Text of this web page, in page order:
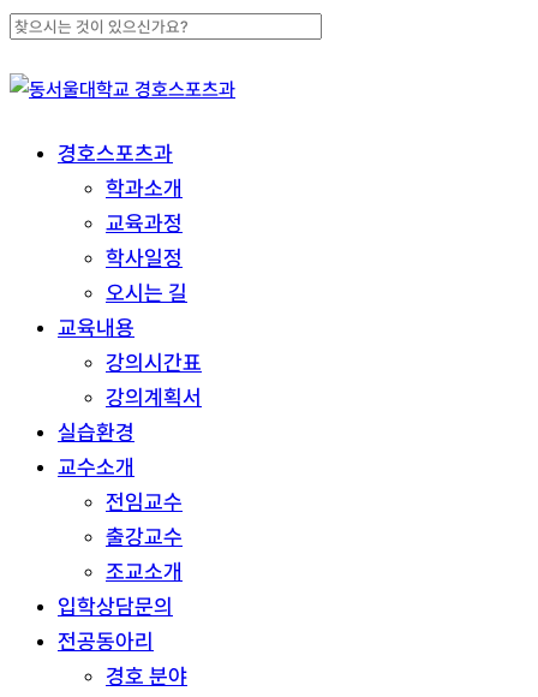
Skip
main
Close
search
Menu 경호스포츠과
학과소개
교육과정
학사일정
오시는 길
교육내용
강의시간표
강의계획서
실습환경
교수소개
전임교수
출강교수
조교소개
입학상담문의
전공동아리
경호 분야